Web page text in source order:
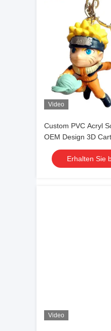
Video
Custom PVC Acryl
OEM Design 3D
niedliche
Erhalten Sie
Video